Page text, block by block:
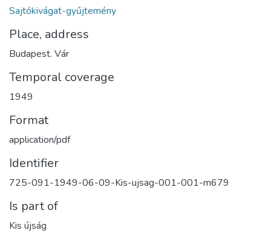
Sajtókivágat-gyűjtemény
Place, address
Budapest. Vár
Temporal coverage
1949
Format
application/pdf
Identifier
725-091-1949-06-09-Kis-ujsag-001-001-m679
Is part of
Kis újság